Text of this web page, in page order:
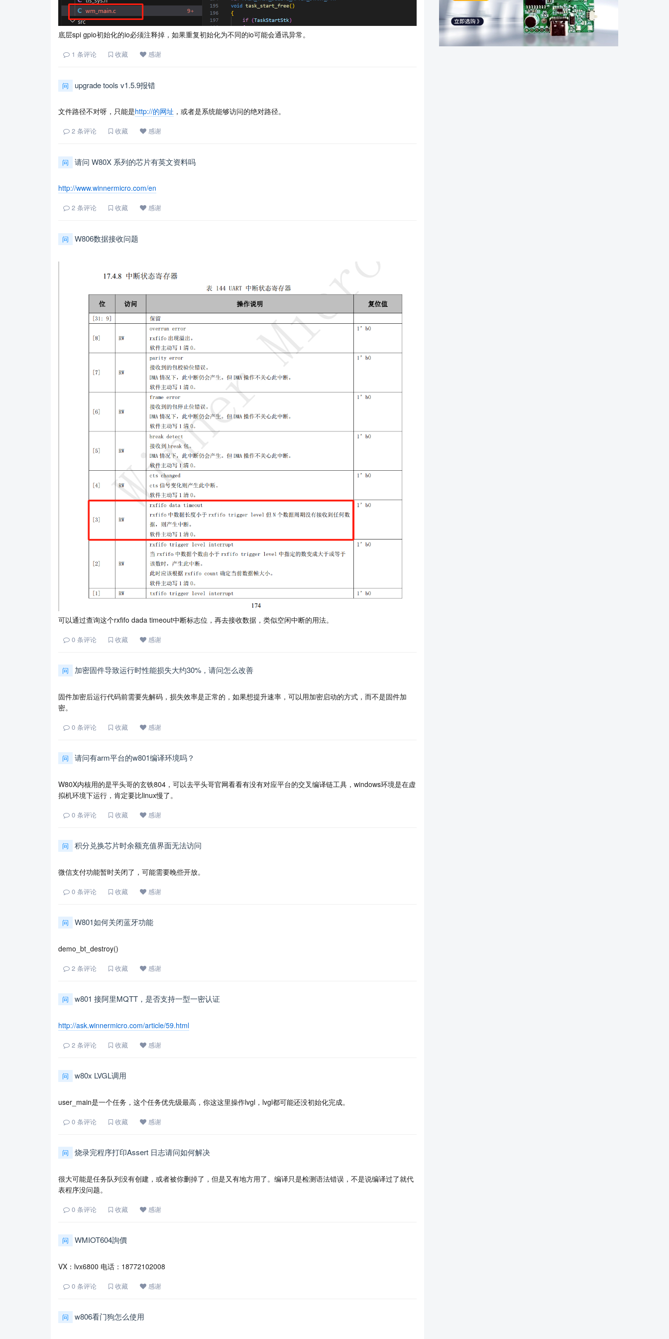
底层spi gpio初始化的io必须注释掉，如果重复初始化为不同的io可能会通讯异常。
1 条评论 收藏 感谢
问 upgrade tools v1.5.9报错
文件路径不对呀，只能是http://的网址 ，或者是系统能够访问的绝对路径。
2 条评论 收藏 感谢
问 请问 W80X 系列的芯片有英文资料吗
http://www.winnermicro.com/en
2 条评论 收藏 感谢
问 W806数据接收问题
可以通过查询这个rxfifo dada timeout中断标志位，再去接收数据，类似空闲中断的用法。
0 条评论 收藏 感谢
问 加密固件导致运行时性能损失大约30%，请问怎么改善
固件加密后运行代码前需要先解码，损失效率是正常的，如果想提升速率，可以用加密启动的方式，而不是固件加
密。
0 条评论 收藏 感谢
问 请问有arm平台的w801编译环境吗？
W80X内核用的是平头哥的玄铁804，可以去平头哥官网看看有没有对应平台的交叉编译链工具，windows环境是在虚
拟机环境下运行，肯定要比linux慢了。
0 条评论 收藏 感谢
问 积分兑换芯片时余额充值界面无法访问
微信支付功能暂时关闭了，可能需要晚些开放。
0 条评论 收藏 感谢
问 W801如何关闭蓝牙功能
demo_bt_destroy()
2 条评论 收藏 感谢
问 w801 接阿里MQTT，是否支持一型一密认证
http://ask.winnermicro.com/article/59.html
2 条评论 收藏 感谢
问 w80x LVGL调用
user_main是一个任务，这个任务优先级最高，你这这里操作lvgl，lvgl都可能还没初始化完成。
0 条评论 收藏 感谢
问 烧录完程序打印Assert 日志请问如何解决
很大可能是任务队列没有创建，或者被你删掉了，但是又有地方用了。编译只是检测语法错误，不是说编译过了就代
表程序没问题。
0 条评论 收藏 感谢
问 WMIOT604詢價
VX：lvx6800 电话：18772102008
0 条评论 收藏 感谢
问 w806看门狗怎么使用